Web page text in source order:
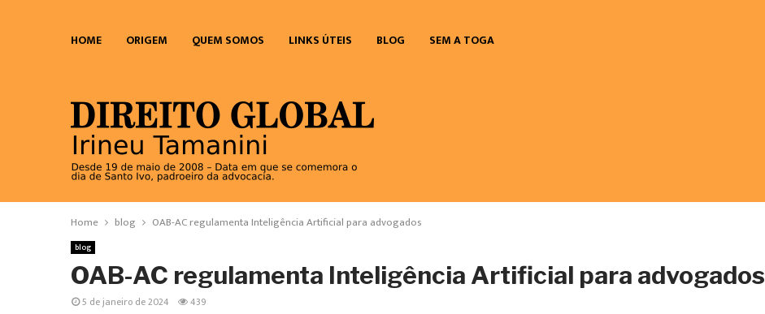
HOME ORIGEM QUEM SOMOS LINKS ÚTEIS BLOG SEM A TOGA
Home blog OAB-AC regulamenta Inteligência Artificial para advogados
blog
OAB-AC regulamenta Inteligência Artificial para advogados
5 de janeiro de 2024 439